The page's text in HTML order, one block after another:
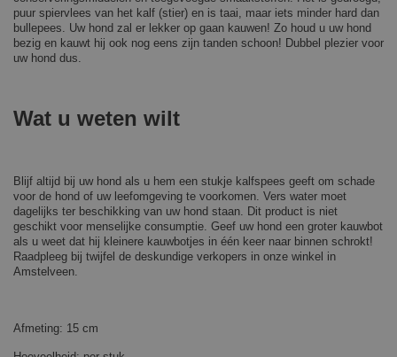
puur spiervlees van het kalf (stier) en is taai, maar iets minder hard dan
bullepees. Uw hond zal er lekker op gaan kauwen! Zo houd u uw hond
bezig en kauwt hij ook nog eens zijn tanden schoon! Dubbel plezier voor
uw hond dus.
Wat u weten wilt
Blijf altijd bij uw hond als u hem een stukje kalfspees geeft om schade
voor de hond of uw leefomgeving te voorkomen. Vers water moet
dagelijks ter beschikking van uw hond staan. Dit product is niet
geschikt voor menselijke consumptie. Geef uw hond een groter kauwbot
als u weet dat hij kleinere kauwbotjes in één keer naar binnen schrokt!
Raadpleeg bij twijfel de deskundige verkopers in onze winkel in
Amstelveen.
Afmeting: 15 cm